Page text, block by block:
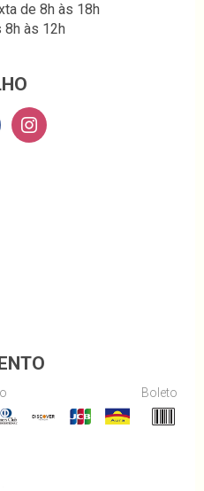
de 8h às 18h
8h às 12h
Boleto